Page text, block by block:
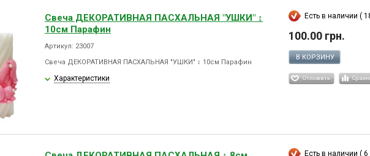
Свеча ДЕКОРАТИВНАЯ ПАСХАЛЬНАЯ "УШКИ" ↕
10см Парафин
Артикул: 23007
Свеча ДЕКОРАТИВНАЯ ПАСХАЛЬНАЯ "УШКИ" ↕ 10см Парафин
Характеристики
Есть в наличии (
100.00 грн.
В КОРЗИНУ
Есть в наличии ( 6